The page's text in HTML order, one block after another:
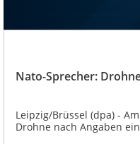
Nato-Sprecher:
Leipzig/Brüssel (dpa) -
Drohne nach Angaben